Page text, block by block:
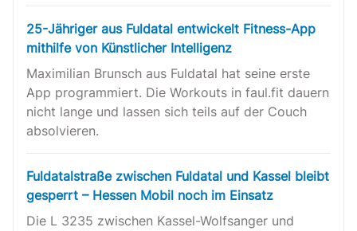
25-Jähriger aus Fuldatal entwickelt Fitness-App
mithilfe von Künstlicher Intelligenz
Maximilian Brunsch aus Fuldatal hat seine erste
App programmiert. Die Workouts in faul.fit dauern
nicht lange und lassen sich teils auf der Couch
absolvieren.
Fuldatalstraße zwischen Fuldatal und Kassel bleibt
gesperrt – Hessen Mobil noch im Einsatz
Die L 3235 zwischen Kassel-Wolfsanger und